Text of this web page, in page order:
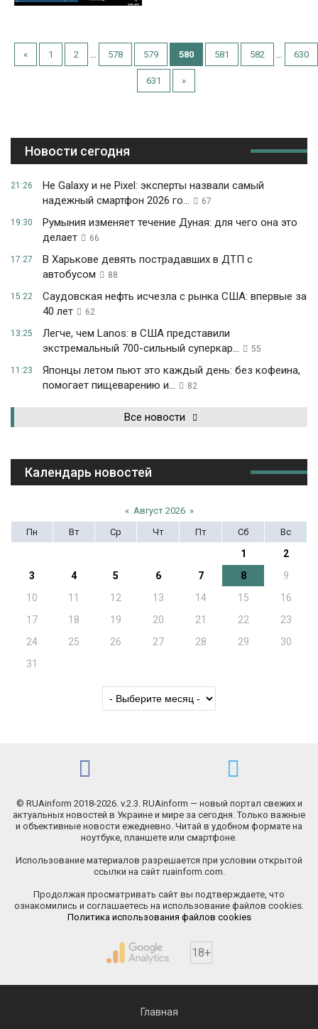
« 1 2 578 579 580 581 582 630
631 »
Новости сегодня
21:26
Не Galaxy и не Pixel: эксперты назвали самый
надежный смартфон 2026 го...
67
19:30
Румыния изменяет течение Дуная: для чего она это
делает
66
17:27
В Харькове девять пострадавших в ДТП с
автобусом
88
15:22
Саудовская нефть исчезла с рынка США: впервые за
40 лет
62
13:25
Легче, чем Lanos: в США представили
экстремальный 700-сильный суперкар...
55
11:23
Японцы летом пьют это каждый день: без кофеина,
помогает пищеварению и...
82
Все новости
Календарь новостей
« Август 2026 »
Пн
Вт Ср Чт Пт Сб Вс
1
2
3
4 5 6 7 8
9
10
11 12 13 14 15
16
17
18 19 20 21 22
23
24
25 26 27 28 29
30
31
© RUAinform 2018-2026. v.2.3. RUAinform — новый портал свежих и
актуальных новостей в Украине и мире за сегодня. Только важные
и объективные новости ежедневно. Читай в удобном формате на
ноутбуке, планшете или смартфоне.
Использование материалов разрешается при условии открытой
ссылки на сайт ruainform.com.
Продолжая просматривать сайт вы подтверждаете, что
ознакомились и соглашаетесь на использование файлов cookies.
Политика использования файлов cookies
18+
Главная